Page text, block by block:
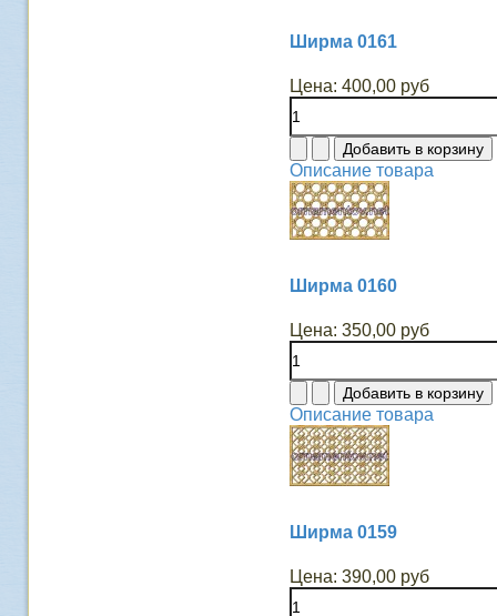
Ширма 0161
Цена: 400,00 руб
Описание товара
Ширма 0160
Цена: 350,00 руб
Описание товара
Ширма 0159
Цена: 390,00 руб